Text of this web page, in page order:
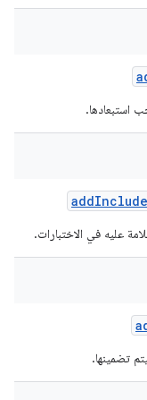
استبعادها.
addInclude
عليه في الاختبارات.
تضمينها.